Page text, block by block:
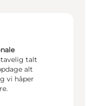
talt
alt
vi håper